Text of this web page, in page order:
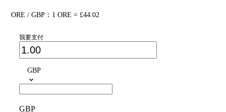
ORE / GBP：1 ORE = £44.02
我要支付
GBP
GBP